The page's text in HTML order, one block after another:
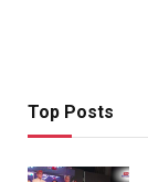
Top Posts